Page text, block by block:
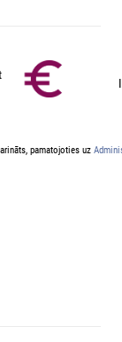
pamatojoties uz